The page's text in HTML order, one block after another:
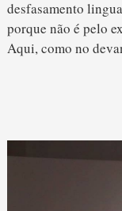
desfasamento
porque não é pelo
Aqui, como no